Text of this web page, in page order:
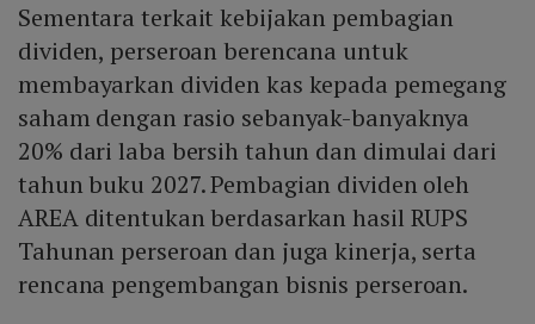
Sementara terkait kebijakan pembagian
dividen, perseroan berencana untuk
membayarkan dividen kas kepada pemegang
saham dengan rasio sebanyak-banyaknya
20% dari laba bersih tahun dan dimulai dari
tahun buku 2027. Pembagian dividen oleh
AREA ditentukan berdasarkan hasil RUPS
Tahunan perseroan dan juga kinerja, serta
rencana pengembangan bisnis perseroan.